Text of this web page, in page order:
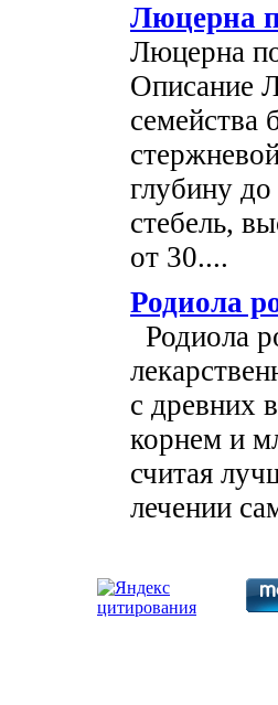
Люцерна
Люцерна
Описание
семейства
глубину
стебель,
от 30....
Родиола
Родиола
с древних
корнем и
счи­тая
лечении